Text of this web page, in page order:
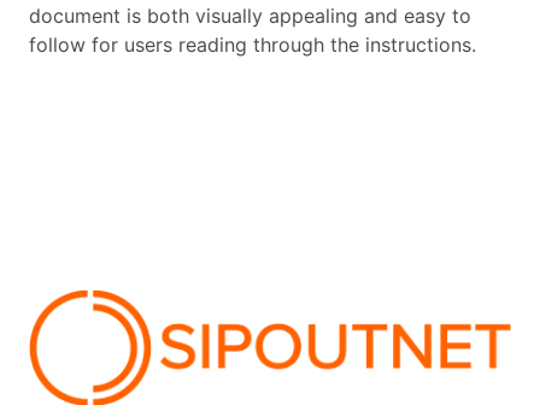
document is both visually appealing and easy to
follow for users reading through the instructions.